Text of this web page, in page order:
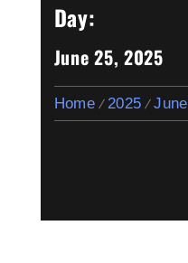
Day:
June 25, 2025
Home 2025 June